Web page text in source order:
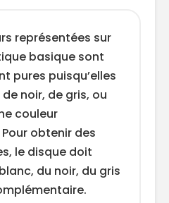
représentées sur
basique sont
pures puisqu’elles
noir, de gris, ou
couleur
obtenir des
le disque doit
du noir, du gris